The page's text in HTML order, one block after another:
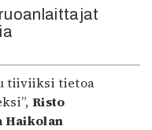
tiiviiksi tietoa
Risto
Haikolan